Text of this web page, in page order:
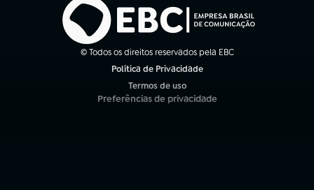
© Todos os direitos reservados pela EBC
Política de Privacidade
Termos de uso
(abre em nova aba)
Preferências de privacidade